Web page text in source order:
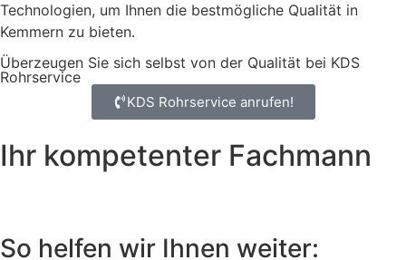
Technologien, um Ihnen die bestmögliche Qualität in
Kemmern zu bieten.
Überzeugen Sie sich selbst von der Qualität bei KDS
Rohrservice
KDS Rohrservice anrufen!
Ihr kompetenter Fachmann
So helfen wir Ihnen weiter: